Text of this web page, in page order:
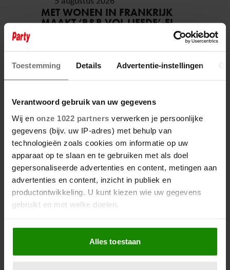
Toestemming Details Advertentie-instellingen
Verantwoord gebruik van uw gegevens
Wij en onze 1022 partners verwerken je persoonlijke
gegevens (bijv. uw IP-adres) met behulp van
technologieën zoals cookies om informatie op uw
apparaat op te slaan en te gebruiken met als doel
gepersonaliseerde advertenties en content, metingen aan
advertenties en content, inzicht in publiek en
productontwikkeling. U kunt kiezen wie uw gegevens
gebruikt en met welke doelen.
Als u het toestaat, willen we ook graag:
Informatie verzamelen over uw geografische
locatie, die tot een paar meter nauwkeurig kan zijn
Alles toestaan
MET WONEN IN FRANKRIJK
MAAKT ‘B&B VOL LIEFDE’-ELS
5 augustus 2026
B&B VOL LIEFDE-TIMOTHY
OVER VERGELIJKING MET
GORDON: ‘JE KUNT TOCH NIET